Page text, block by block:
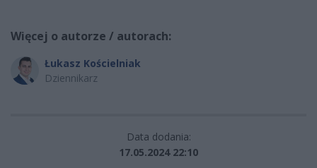
Więcej o autorze / autorach:
Łukasz Kościelniak
Dziennikarz
Data dodania:
17.05.2024 22:10